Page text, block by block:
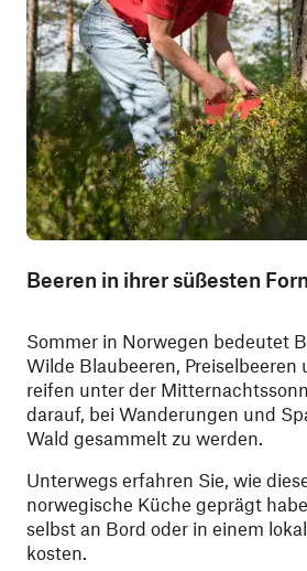
Beeren in ihrer süßesten
Sommer in Norwegen bedeutet
Wilde Blaubeeren, Preiselbeeren
reifen unter der
darauf, bei Wanderungen und
Wald gesammelt zu werden.
Unterwegs erfahren Sie, wie
norwegische Küche geprägt
selbst an Bord oder in einem
kosten.